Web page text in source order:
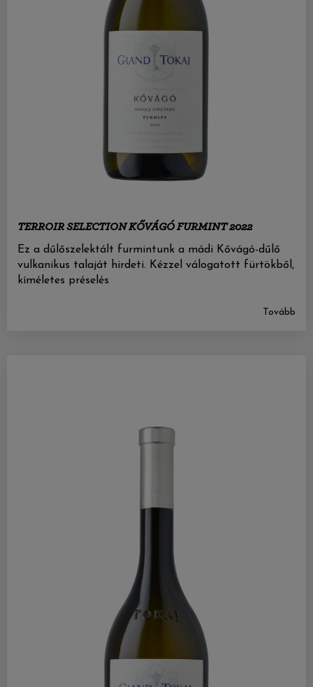
TERROIR SELECTION KŐVÁGÓ FURMINT 2022
Ez a dűlőszelektált furmintunk a mádi Kővágó-dűlő
vulkanikus talaját hirdeti. Kézzel válogatott fürtökből,
kíméletes préselés
Tovább